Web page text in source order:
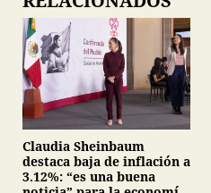
Claudia Sheinbaum
destaca baja de inflación a
3.12%: “es una buena